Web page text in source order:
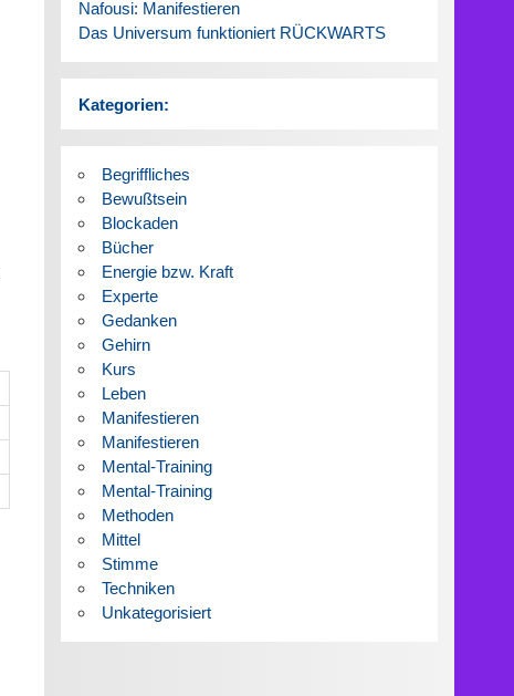
Nafousi: Manifestieren
Das Universum funktioniert RÜCKWARTS
Kategorien:
Begriffliches
Bewußtsein
Blockaden
Bücher
Energie bzw. Kraft
Experte
Gedanken
Gehirn
Kurs
Leben
Manifestieren
Manifestieren
Mental-Training
Mental-Training
Methoden
Mittel
Stimme
Techniken
Unkategorisiert